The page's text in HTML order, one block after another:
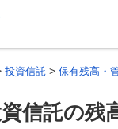
投資信託 > 保有残高・
信託の残